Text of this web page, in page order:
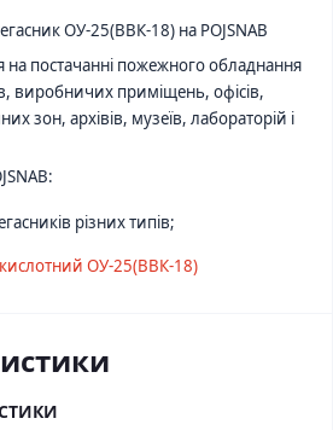
ОУ-25(ВВК-18) на POJSNAB
на постачанні пожежного обладнання
виробничих приміщень, офісів,
зон, архівів, музеїв, лабораторій і
різних типів;
ОУ-25(ВВК-18)